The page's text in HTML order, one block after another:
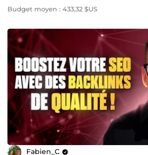
Budget moyen : 433,32 $US
Fabien_C